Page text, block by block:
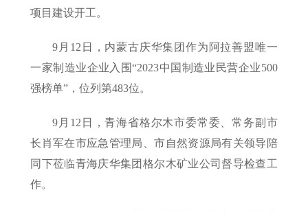
项目建设开工。
9月12日，内蒙古庆华集团作为阿拉善盟唯一
一家制造业企业入围“2023中国制造业民营企业500
强榜单”，位列第483位。
9月12日，青海省格尔木市委常委、常务副市
长肖军在市应急管理局、市自然资源局有关领导陪
同下莅临青海庆华集团格尔木矿业公司督导检查工
作。